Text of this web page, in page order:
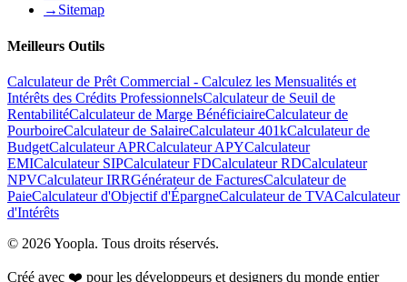
→ Sitemap
Meilleurs Outils
Calculateur de Prêt Commercial - Calculez les Mensualités et
Intérêts des Crédits ProfessionnelsCalculateur de Seuil de
RentabilitéCalculateur de Marge BénéficiaireCalculateur de
PourboireCalculateur de SalaireCalculateur 401kCalculateur de
BudgetCalculateur APRCalculateur APYCalculateur
EMICalculateur SIPCalculateur FDCalculateur RDCalculateur
NPVCalculateur IRRGénérateur de FacturesCalculateur de
PaieCalculateur d'Objectif d'ÉpargneCalculateur de TVACalculateur
d'Intérêts
© 2026Yoopla. Tous droits réservés.
Créé avec ❤️ pour les développeurs et designers du monde entier